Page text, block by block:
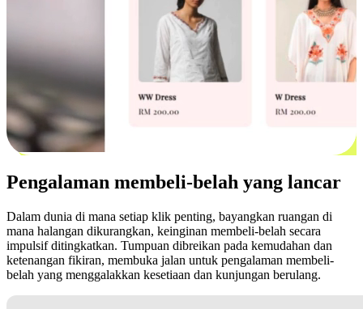
Pengalaman membeli-belah yang lancar
Dalam dunia di mana setiap klik penting, bayangkan ruangan di
mana halangan dikurangkan, keinginan membeli-belah secara
impulsif ditingkatkan. Tumpuan dibreikan pada kemudahan dan
ketenangan fikiran, membuka jalan untuk pengalaman membeli-
belah yang menggalakkan kesetiaan dan kunjungan berulang.